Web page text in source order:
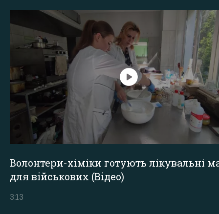
Волонтери-хіміки готують лікувальні
для військових (Відео)
3:13